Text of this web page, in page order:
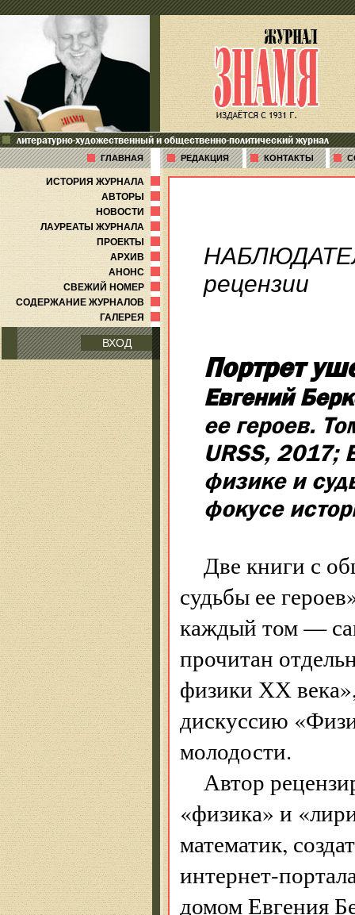
литературно-художественный и общественно-политический журнал
ГЛАВНАЯ РЕДАКЦИЯ КОНТАКТЫ
ИСТОРИЯ ЖУРНАЛА
АВТОРЫ
НОВОСТИ
ЛАУРЕАТЫ ЖУРНАЛА
ПРОЕКТЫ
АРХИВ
АНОНС
СВЕЖИЙ НОМЕР
СОДЕРЖАНИЕ ЖУРНАЛОВ
ГАЛЕРЕЯ
ВХОД
рецензии
Портрет
Евгений
ее героев.
URSS, 2017;
физике и
фокусе
Две книги с
судьбы ее
каждый том —
прочитан
физики ХХ
дискуссию
молодости.
Автор
«физика» и
математик,
интернет-
домом Евгения